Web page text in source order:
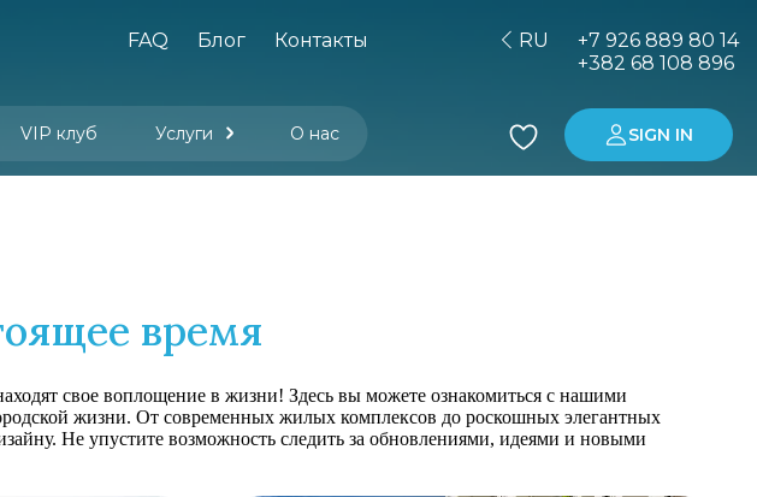
FAQ Блог Контакты
VIP клуб Услуги О нас
RU
+7 926 889 80 14
+382 68 108 896
SIGN IN
время
свое воплощение в жизни! Здесь вы можете ознакомиться с нашими
жизни. От современных жилых комплексов до роскошных элегантных
Не упустите возможность следить за обновлениями, идеями и новыми